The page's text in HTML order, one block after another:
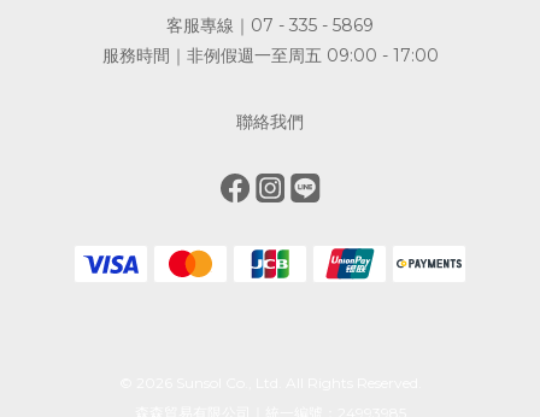
客服專線｜07 - 335 - 5869
服務時間｜非例假週一至周五 09:00 - 17:00
聯絡我們